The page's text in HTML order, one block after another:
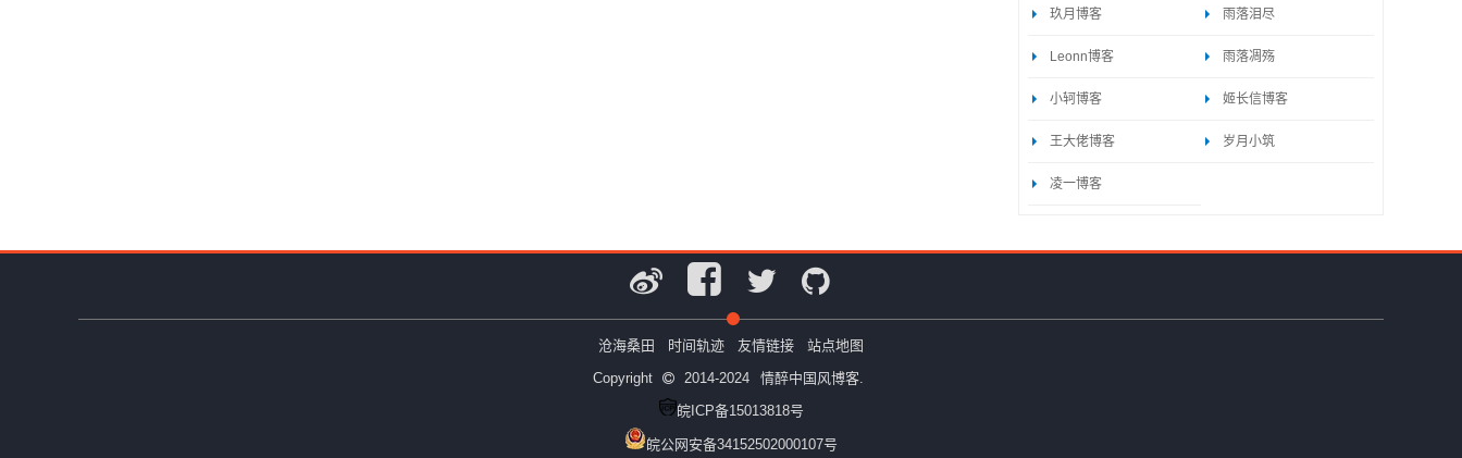
玖月博客 雨落泪尽
Leonn博客 雨落凋殇
小轲博客 姬长信博客
王大佬博客 岁月小筑
凌一博客
沧海桑田 时间轨迹 友情链接
站点地图
Copyright
2014-2024
情醉中国风博客.
皖ICP备15013818号
皖公网安备34152502000107号